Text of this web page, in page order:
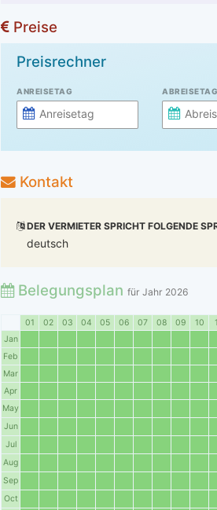
Preise
Preisrechner
ANREISETAG ABREISETAG
Kontakt
DER VERMIETER SPRICHT FOLGENDE
deutsch
Belegungsplan für Jahr 2026
01 02 03 04 05 06 07 08 09 10
Jan
Feb
Mar
Apr
May
Jun
Jul
Aug
Sep
Oct